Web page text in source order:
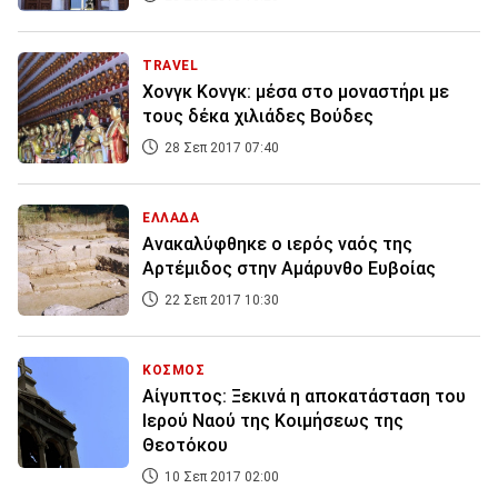
TRAVEL
Χονγκ Κονγκ: μέσα στο μοναστήρι με
τους δέκα χιλιάδες Βούδες
28 Σεπ 2017 07:40
ΕΛΛΑΔΑ
Ανακαλύφθηκε ο ιερός ναός της
Αρτέμιδος στην Αμάρυνθο Ευβοίας
22 Σεπ 2017 10:30
ΚΟΣΜΟΣ
Αίγυπτος: Ξεκινά η αποκατάσταση του
Ιερού Ναού της Κοιμήσεως της
Θεοτόκου
10 Σεπ 2017 02:00